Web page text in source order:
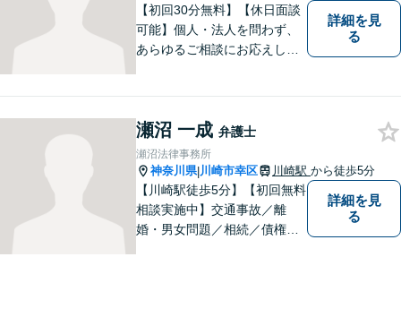
【初回30分無料】【休日面談
可能】個人・法人を問わず、
あらゆるご相談にお応えしま
すので、まずはご相談くださ
い。。【JR京浜東北線「川崎
駅」⻄⼝3分】
詳細を見
る
瀬沼 一成 弁護士
瀬沼法律事務所
神奈川県|川崎市幸区 川崎駅 から徒歩5分
【川崎駅徒歩5分】【初回無料
相談実施中】交通事故／離
婚・男女問題／相続／債権回
詳細を見
る